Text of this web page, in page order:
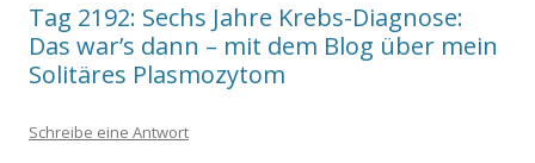
Tag 2192: Sechs Jahre Krebs-Diagnose:
Das war’s dann – mit dem Blog über mein
Solitäres Plasmozytom
Schreibe eine Antwort